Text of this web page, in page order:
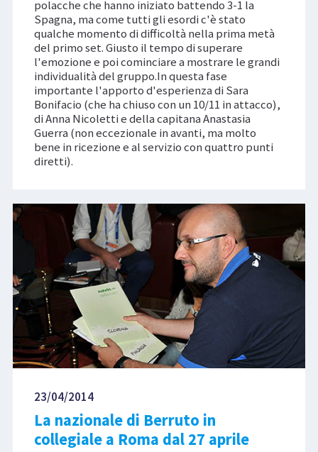
polacche che hanno iniziato battendo 3-1 la
Spagna, ma come tutti gli esordi c'è stato
qualche momento di difficoltà nella prima metà
del primo set. Giusto il tempo di superare
l'emozione e poi cominciare a mostrare le grandi
individualità del gruppo.In questa fase
importante l'apporto d'esperienza di Sara
Bonifacio (che ha chiuso con un 10/11 in attacco),
di Anna Nicoletti e della capitana Anastasia
Guerra (non eccezionale in avanti, ma molto
bene in ricezione e al servizio con quattro punti
diretti).
23/04/2014
La nazionale di Berruto in
collegiale a Roma dal 27 aprile